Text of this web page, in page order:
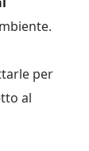
per
al